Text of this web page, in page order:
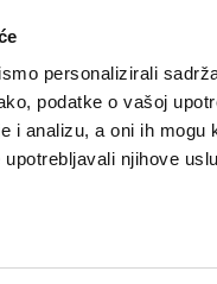
personalizirali
podatke o vašoj
i analizu, a oni ih
njihove
kontracepcija
TevaGlobal site